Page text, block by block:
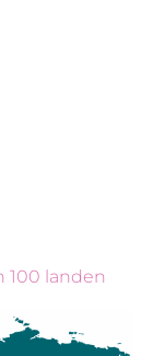
100 landen